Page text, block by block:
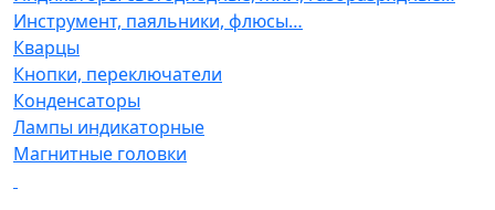
Инструмент, паяльники, флюсы…
Кварцы
Кнопки, переключатели
Конденсаторы
Лампы индикаторные
Магнитные головки